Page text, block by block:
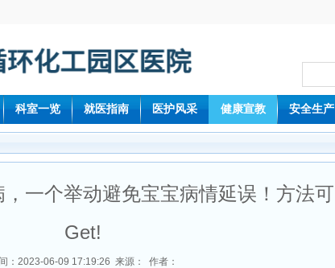
科室一览 就医指南 医护风采 健康宣教 安全生产
一个举动避免宝宝病情延误！方法可
Get!
：2023-06-09 17:19:26 来源： 作者：